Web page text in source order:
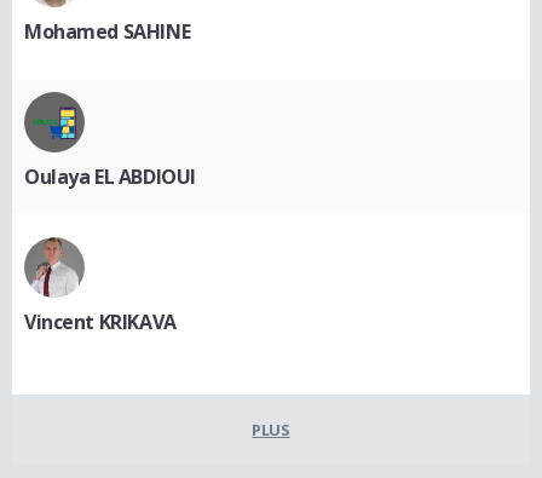
Mohamed SAHINE
Oulaya EL ABDIOUI
Vincent KRIKAVA
PLUS